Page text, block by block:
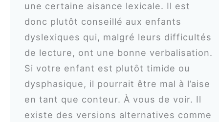
une certaine aisance lexicale. Il est
donc plutôt conseillé aux enfants
dyslexiques qui, malgré leurs difficultés
de lecture, ont une bonne verbalisation.
Si votre enfant est plutôt timide ou
dysphasique, il pourrait être mal à l’aise
en tant que conteur. À vous de voir. Il
existe des versions alternatives comme